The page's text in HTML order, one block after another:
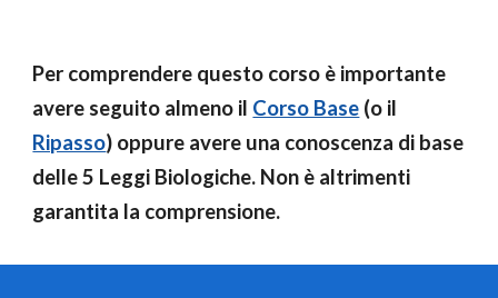
Per comprendere questo corso è importante
avere seguito almeno il Corso Base (o il
Ripasso) oppure avere una conoscenza di base
delle 5 Leggi Biologiche. Non è altrimenti
garantita la comprensione.